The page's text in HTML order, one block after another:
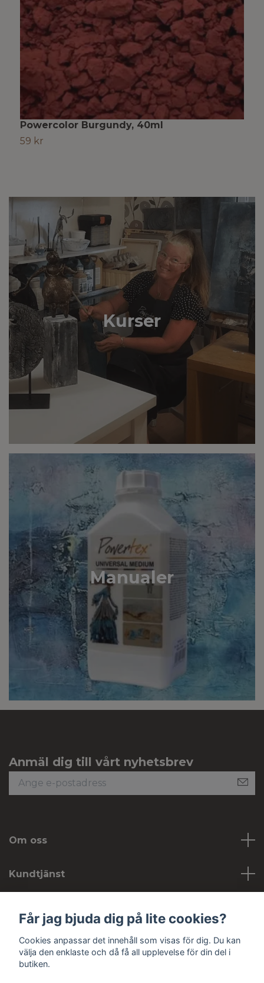
Kurser
Manualer
Powercolor Burgundy, 40ml
59 kr
Anmäl dig till vårt nyhetsbrev
Om oss
Kundtjänst
Sociala medier
Får jag bjuda dig på lite cookies?
Cookies anpassar det innehåll som visas för dig. Du kan
välja den enklaste och då få all upplevelse för din del i
butiken.